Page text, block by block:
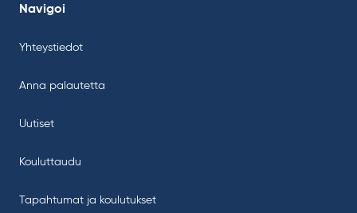
Navigoi
Yhteystiedot
Anna palautetta
Uutiset
Kouluttaudu
Tapahtumat ja koulutukset